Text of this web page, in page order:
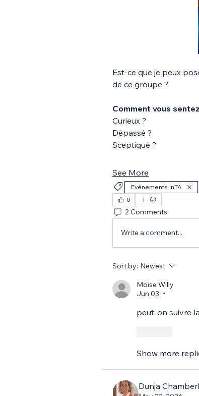
Est-ce que je peux
de ce groupe ?
Comment vous
Curieux ?
Dépassé ?
Sceptique ?
See More
Evénements InTA
0
2 Comments
Write a comment...
Sort by: Newest
Moïse Willy
Jun 03
•
peut-on suivre
Show more
Dunja